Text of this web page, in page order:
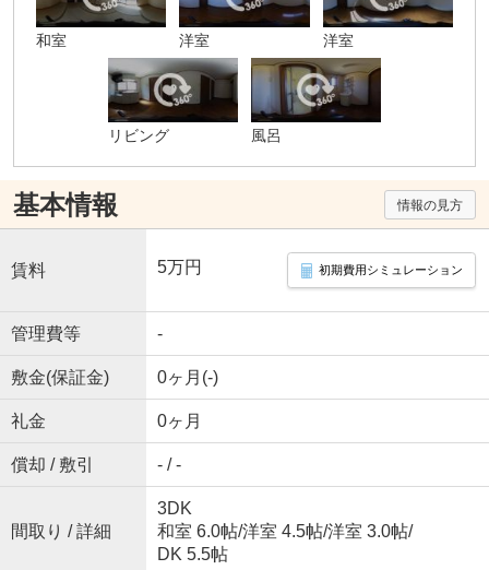
和室 洋室 洋室
リビング 風呂
基本情報 情報の見方
賃料 5万円 初期費用シミュレーション
管理費等 -
敷金(保証金) 0ヶ月(-)
礼金 0ヶ月
償却 / 敷引 - / -
間取り / 詳細
3DK
和室 6.0帖/洋室 4.5帖/洋室 3.0帖/
DK 5.5帖